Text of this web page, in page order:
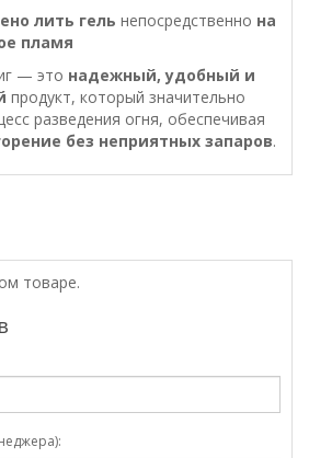
лить гель непосредственно на
пламя
— это надежный, удобный и
продукт, который значительно
разведения огня, обеспечивая
без неприятных запаров.
товаре.